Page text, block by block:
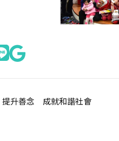
提升善念 成就和諧社會